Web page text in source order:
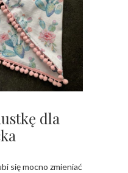
dla
się mocno zmieniać